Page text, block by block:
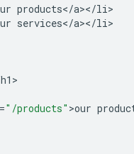
products</a></li
services</a></li
>
="/products" >our